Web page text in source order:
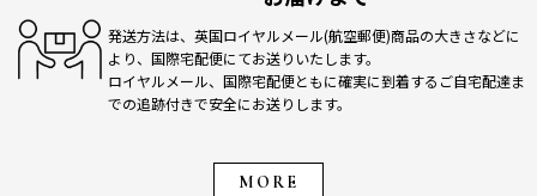
発送方法は、英国ロイヤルメール(航空郵便)商品の大きさなどに
より、国際宅配便にてお送りいたします。
ロイヤルメール、国際宅配便ともに確実に到着するご自宅配達ま
での追跡付きで安全にお送りします。
MORE